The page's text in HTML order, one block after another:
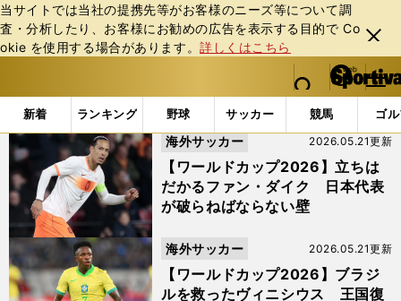
当サイトでは当社の提携先等がお客様のニーズ等について調
査・分析したり、お客様にお勧めの広告を表⽰する⽬的で Co
okie を使⽤する場合があります。詳しくはこちら
閉じ
る
web Sportiva (webスポルティーバ)
検索
マイペ
ー
ジ
メニュ
新着 ランキング 野球 サッカー 競馬 ゴ
b
ス
ポ
ル
テ
ィ
ー
バ
「#ワールドカップ2026注目選手」の最新ニュース・ 情報
【ワールドカップ2026】立ちは
だかるファン・ダイク 日本代表
が破らねばならない壁
2026.05.21更新
海外サッカー
【ワールドカップ2026】ブラジ
ルを救ったヴィニシウス 王国復
2026.05.21更新
海外サッカー